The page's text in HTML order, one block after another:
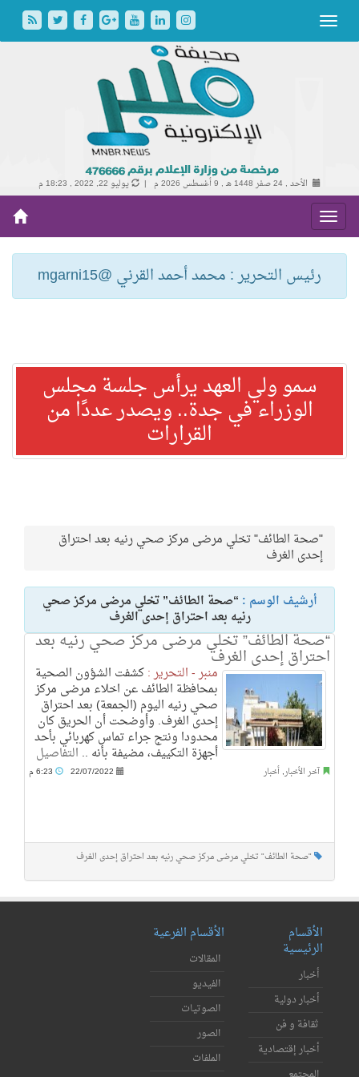
الأحد , 24 صفر 1448 هـ , 9 أغسطس 2026 م | يوليو 22, 2022 , 18:23 م
رئيس التحرير : محمد أحمد القرني @mgarni15
سمو ولي العهد يرأس جلسة مجلس
الوزراء في جدة.. ويصدر عددًا من
القرارات
"صحة الطائف" تخلي مرضى مركز صحي رنيه بعد احتراق
إحدى الغرف
أرشيف الوسم : “صحة الطائف” تخلي مرضى مركز صحي
رنيه بعد احتراق إحدى الغرف
“صحة الطائف” تخلي مرضى مركز صحي رنيه بعد
احتراق إحدى الغرف
منبر - التحرير :كشفت الشؤون الصحية
بمحافظة الطائف عن اخلاء مرضى مركز
صحي رنيه اليوم (الجمعة) بعد احتراق
إحدى الغرف. وأوضحت أن الحريق كان
محدودا ونتج جراء تماس كهربائي بأحد
أجهزة التكييف، مضيفة بأنه .. التفاصيل
آخر الأخبار, أخبار 22/07/2022
"صحة الطائف" تخلي مرضى مركز صحي رنيه بعد احتراق إحدى الغرف
الأقسام
الرئيسية
أخبار
أخبار دولية
ثقافة و فن
أخبار إقتصادية
الأقسام الفرعية
المقالات
الفيديو
الصوتيات
الصور
الملفات